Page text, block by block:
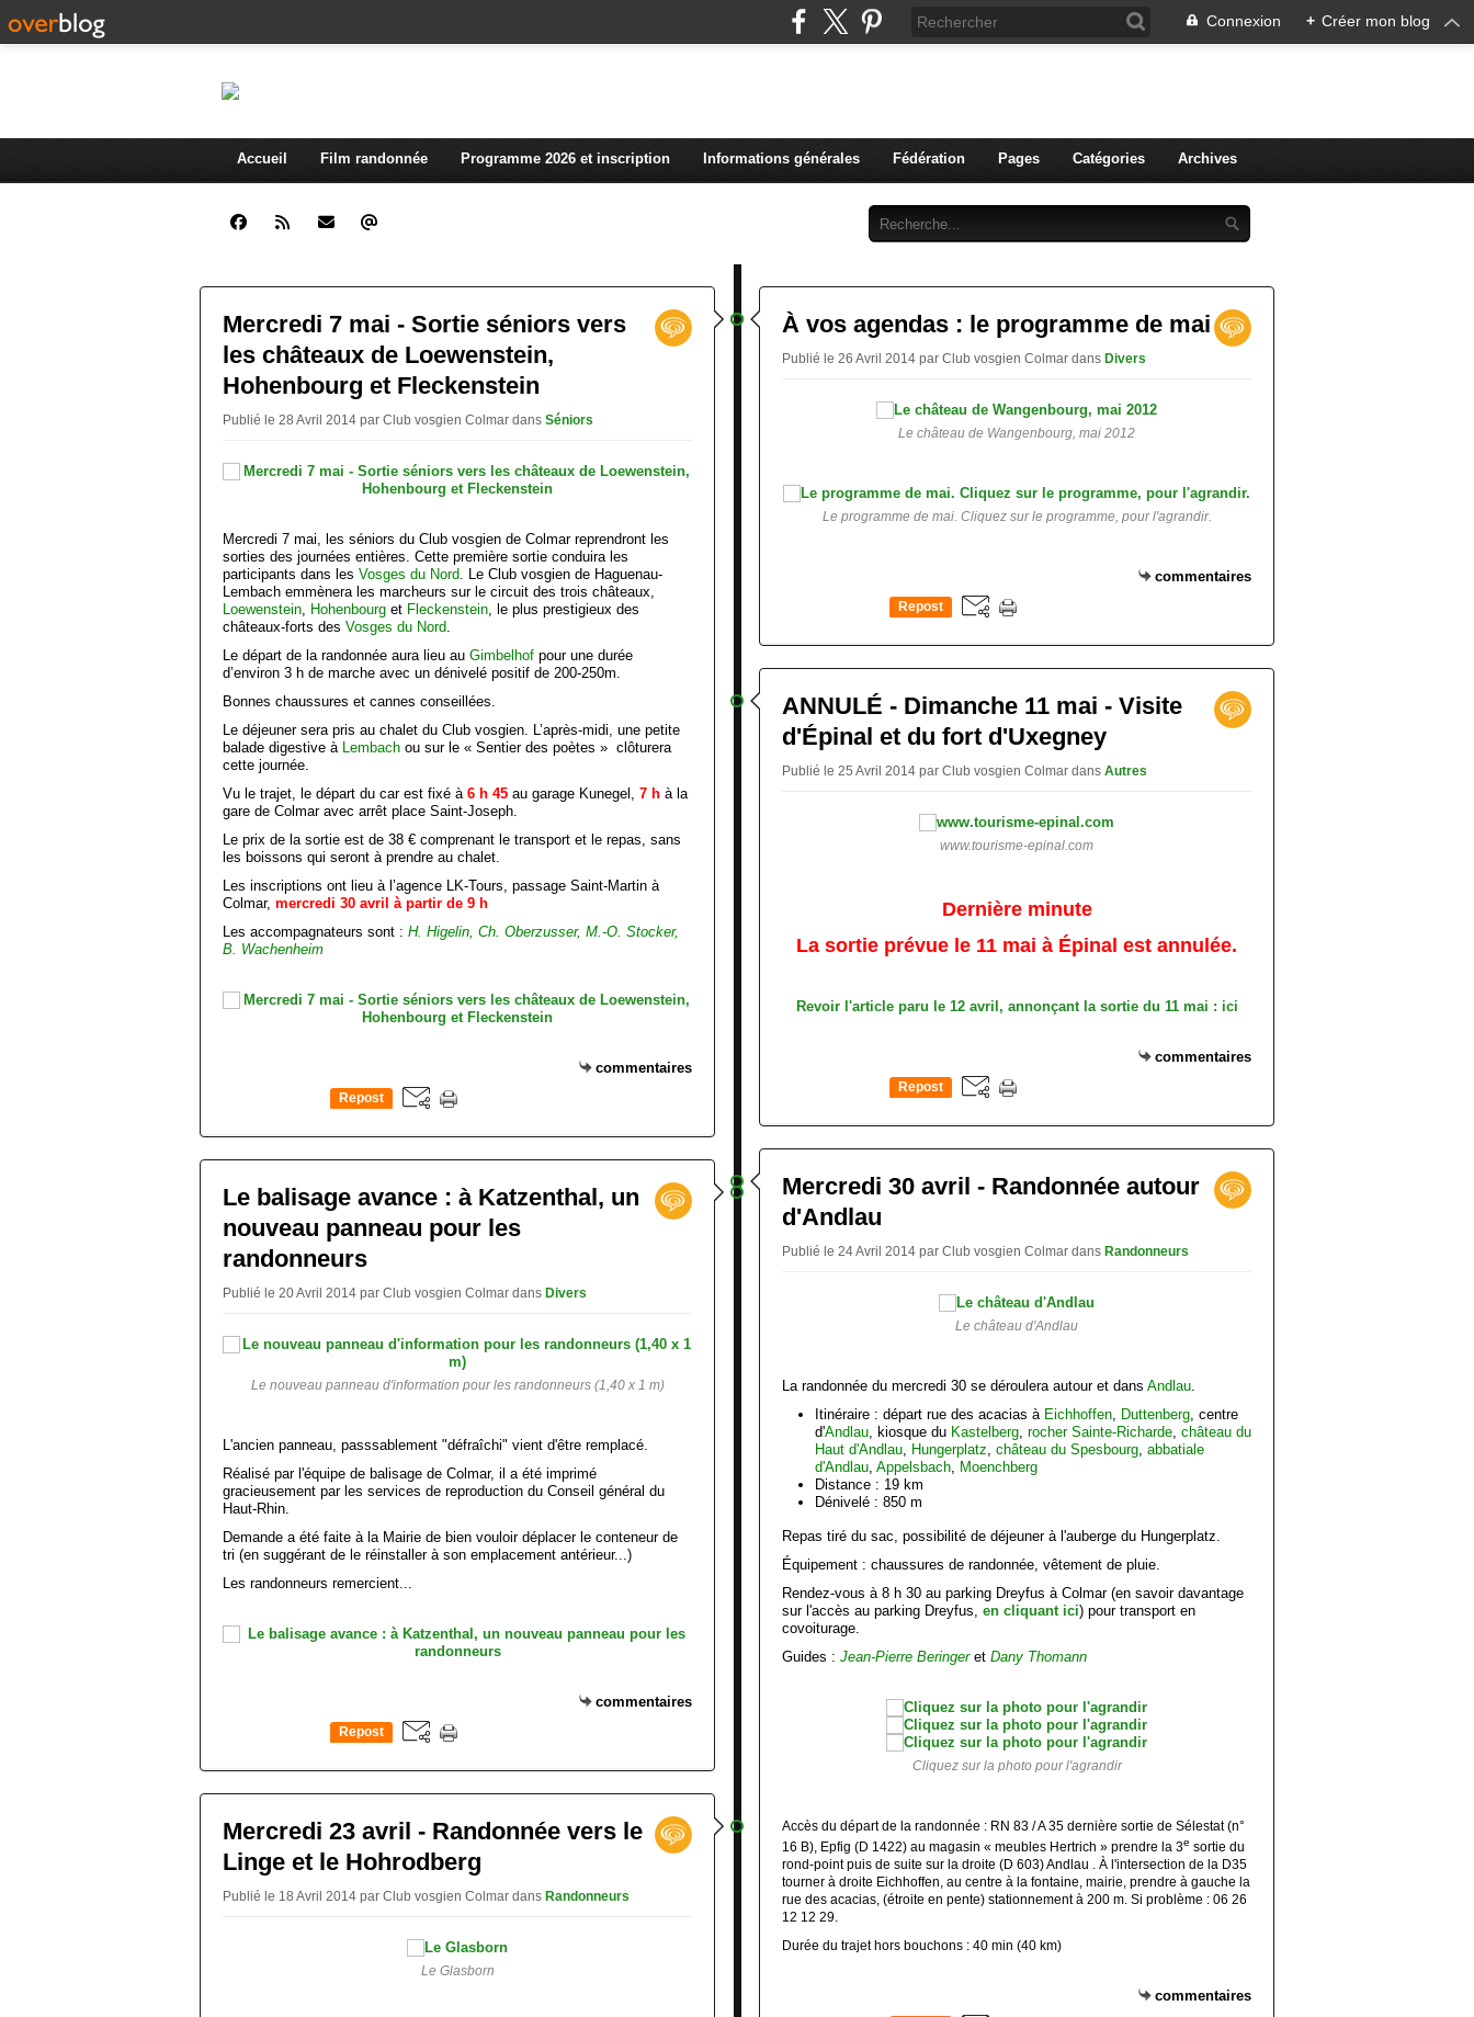
Connexion + Créer mon blog
Accueil Film randonnée Programme 2026 et inscription Informations générales Fédération Pages Catégories Archives
Mercredi 7 mai - Sortie séniors vers
les châteaux de Loewenstein,
Hohenbourg et Fleckenstein
Publié le 28 Avril 2014 par Club vosgien Colmar dans Séniors
Mercredi 7 mai, les séniors du Club vosgien de Colmar reprendront les
sorties des journées entières. Cette première sortie conduira les
participants dans les Vosges du Nord. Le Club vosgien de Haguenau-
Lembach emmènera les marcheurs sur le circuit des trois châteaux,
Loewenstein, Hohenbourg et Fleckenstein, le plus prestigieux des
châteaux-forts des Vosges du Nord.
Le départ de la randonnée aura lieu au Gimbelhof pour une durée
d’environ 3 h de marche avec un dénivelé positif de 200-250m.
Bonnes chaussures et cannes conseillées.
Le déjeuner sera pris au chalet du Club vosgien. L’après-midi, une petite
balade digestive à Lembach ou sur le « Sentier des poètes » clôturera
cette journée.
Vu le trajet, le départ du car est fixé à 6 h 45 au garage Kunegel, 7 h à la
gare de Colmar avec arrêt place Saint-Joseph.
Le prix de la sortie est de 38 € comprenant le transport et le repas, sans
les boissons qui seront à prendre au chalet.
Les inscriptions ont lieu à l’agence LK-Tours, passage Saint-Martin à
Colmar, mercredi 30 avril à partir de 9 h
Les accompagnateurs sont : H. Higelin, Ch. Oberzusser, M.-O. Stocker,
B. Wachenheim
commentaires
Repost
Le balisage avance : à Katzenthal, un
nouveau panneau pour les
randonneurs
Publié le 20 Avril 2014 par Club vosgien Colmar dans Divers
Le nouveau panneau d'information pour les randonneurs (1,40 x 1 m)
L'ancien panneau, passsablement "défraîchi" vient d'être remplacé.
Réalisé par l'équipe de balisage de Colmar, il a été imprimé
gracieusement par les services de reproduction du Conseil général du
Haut-Rhin.
Demande a été faite à la Mairie de bien vouloir déplacer le conteneur de
tri (en suggérant de le réinstaller à son emplacement antérieur...)
Les randonneurs remercient...
commentaires
Repost
Mercredi 23 avril - Randonnée vers le
Linge et le Hohrodberg
Publié le 18 Avril 2014 par Club vosgien Colmar dans Randonneurs
Le Glasborn
À vos agendas : le programme de mai
Publié le 26 Avril 2014 par Club vosgien Colmar dans Divers
Le château de Wangenbourg, mai 2012
Le programme de mai. Cliquez sur le programme, pour l'agrandir.
commentaires
Repost
ANNULÉ - Dimanche 11 mai - Visite
d'Épinal et du fort d'Uxegney
Publié le 25 Avril 2014 par Club vosgien Colmar dans Autres
www.tourisme-epinal.com
Dernière minute
La sortie prévue le 11 mai à Épinal est annulée.
Revoir l'article paru le 12 avril, annonçant la sortie du 11 mai : ici
commentaires
Repost
Mercredi 30 avril - Randonnée autour
d'Andlau
Publié le 24 Avril 2014 par Club vosgien Colmar dans Randonneurs
Le château d'Andlau
La randonnée du mercredi 30 se déroulera autour et dans Andlau.
Itinéraire : départ rue des acacias à Eichhoffen, Duttenberg, centre
d'Andlau, kiosque du Kastelberg, rocher Sainte-Richarde, château du
Haut d'Andlau, Hungerplatz, château du Spesbourg, abbatiale
d'Andlau, Appelsbach, Moenchberg
Distance : 19 km
Dénivelé : 850 m
Repas tiré du sac, possibilité de déjeuner à l'auberge du Hungerplatz.
Équipement : chaussures de randonnée, vêtement de pluie.
Rendez-vous à 8 h 30 au parking Dreyfus à Colmar (en savoir davantage
sur l'accès au parking Dreyfus, en cliquant ici) pour transport en
covoiturage.
Guides : Jean-Pierre Beringeret Dany Thomann
Cliquez sur la photo pour l'agrandir
Accès du départ de la randonnée : RN 83 / A 35 dernière sortie de Sélestat (n°
16 B), Epfig (D 1422) au magasin « meubles Hertrich » prendre la 3e sortie du
rond-point puis de suite sur la droite (D 603) Andlau . À l'intersection de la D35
tourner à droite Eichhoffen, au centre à la fontaine, mairie, prendre à gauche la
rue des acacias, (étroite en pente) stationnement à 200 m. Si problème : 06 26
12 12 29.
Durée du trajet hors bouchons : 40 min (40 km)
commentaires